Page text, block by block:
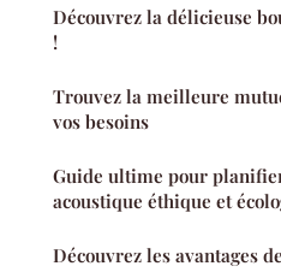
Découvrez la délicieuse
!
Trouvez la meilleure
vos besoins
Guide ultime pour
acoustique éthique et
Découvrez les avantages